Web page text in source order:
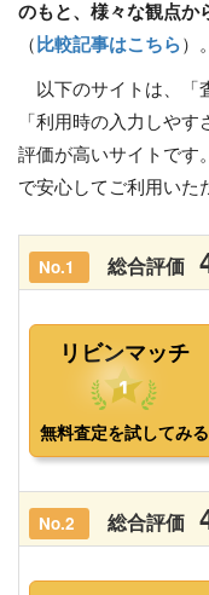
のもと、様々な観点か
（ 比較記事はこちら ）。
以下のサイトは、「
「利用時の入力しや
評価が高いサイトです
で安心してご利用いた